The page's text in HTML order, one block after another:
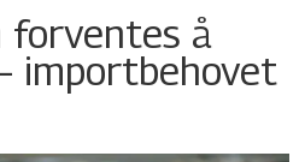
forventes å
importbehovet